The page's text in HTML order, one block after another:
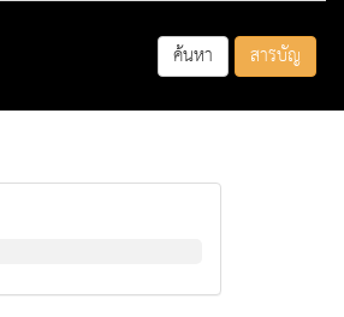
ค้นหา สารบัญ